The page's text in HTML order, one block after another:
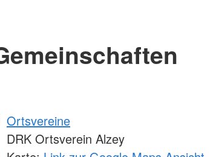
Ortsvereine
DRK Ortsverein Alzey